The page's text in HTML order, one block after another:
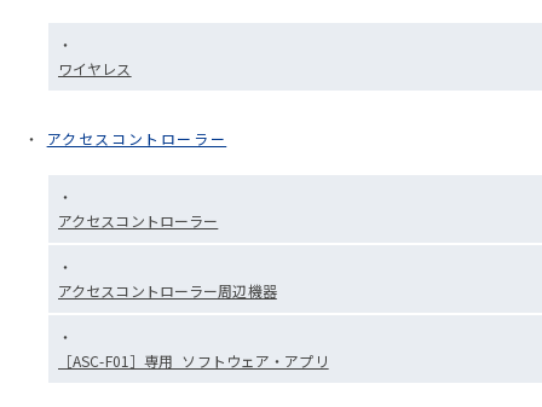
ワイヤレス
アクセスコントローラー
アクセスコントローラー
アクセスコントローラー周辺機器
［ASC-F01］専用_ソフトウェア・アプリ